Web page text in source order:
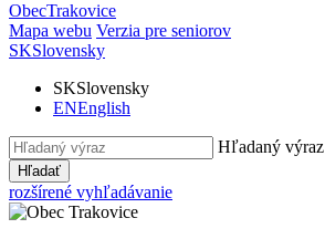
ObecTrakovice
Mapa webu Verzia pre seniorov
SKSlovensky
SKSlovensky
ENEnglish
Hľadaný výraz
Hľadať
rozšírené vyhľadávanie